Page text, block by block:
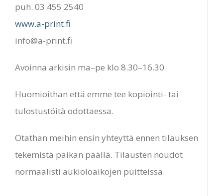
puh. 03 455 2540
www.a-print.fi
info@a-print.fi
Avoinna arkisin ma–pe klo 8.30–16.30
Huomioithan että emme tee kopiointi- tai
tulostustöitä odottaessa.
Otathan meihin ensin yhteyttä ennen tilauksen
tekemistä paikan päällä. Tilausten noudot
normaalisti aukioloaikojen puitteissa.